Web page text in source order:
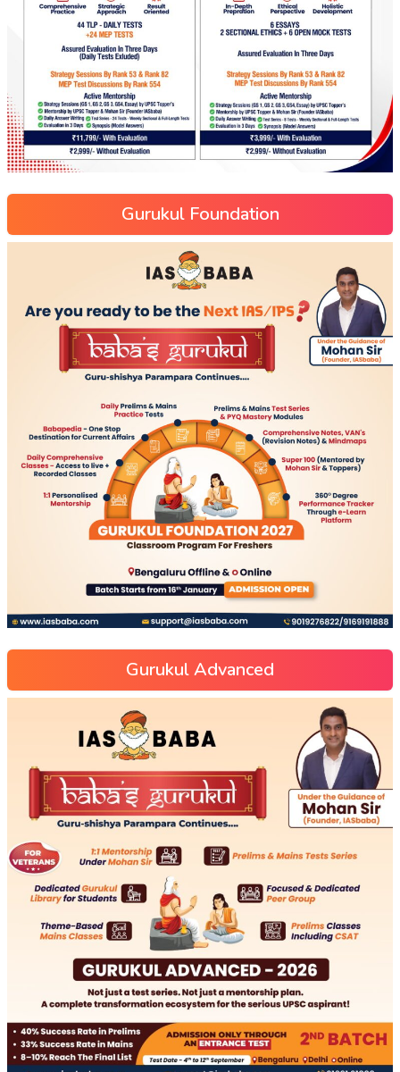
Gurukul Foundation
Gurukul Advanced